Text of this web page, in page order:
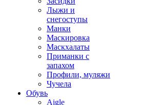
Лыжи и
снегоступы
Манки
Маскировка
Маскхалаты
Приманки с
запахом
Профили, муляжи
Чучела
Обувь
Aigle